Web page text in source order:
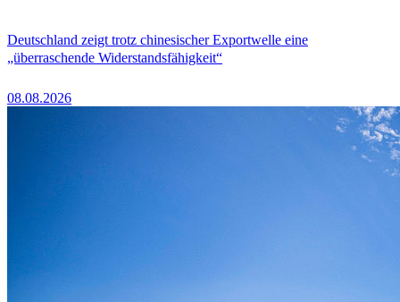
Deutschland zeigt trotz chinesischer Exportwelle eine
„überraschende Widerstandsfähigkeit“
08.08.2026